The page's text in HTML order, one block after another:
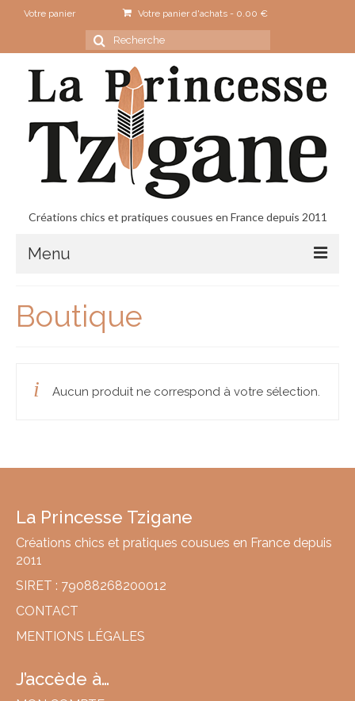
Votre panier Votre panier d'achats - 0.00 €
Rechercher
:
Créations chics et pratiques cousues en France depuis 2011
Menu
Contact
Cadeaux FEMME
Bons plans
A propos
Histoire
Revendeurs
Boutique
Aucun produit ne correspond à votre sélection.
La Princesse Tzigane
Créations chics et pratiques cousues en France depuis
2011
SIRET : 79088268200012
CONTACT
MENTIONS LÉGALES
J’accède à…